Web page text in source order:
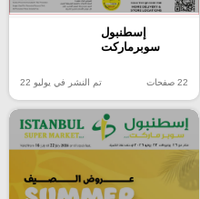
إسطنبول
سوبرماركت
22 صفحات تم النشر في يوليو 22